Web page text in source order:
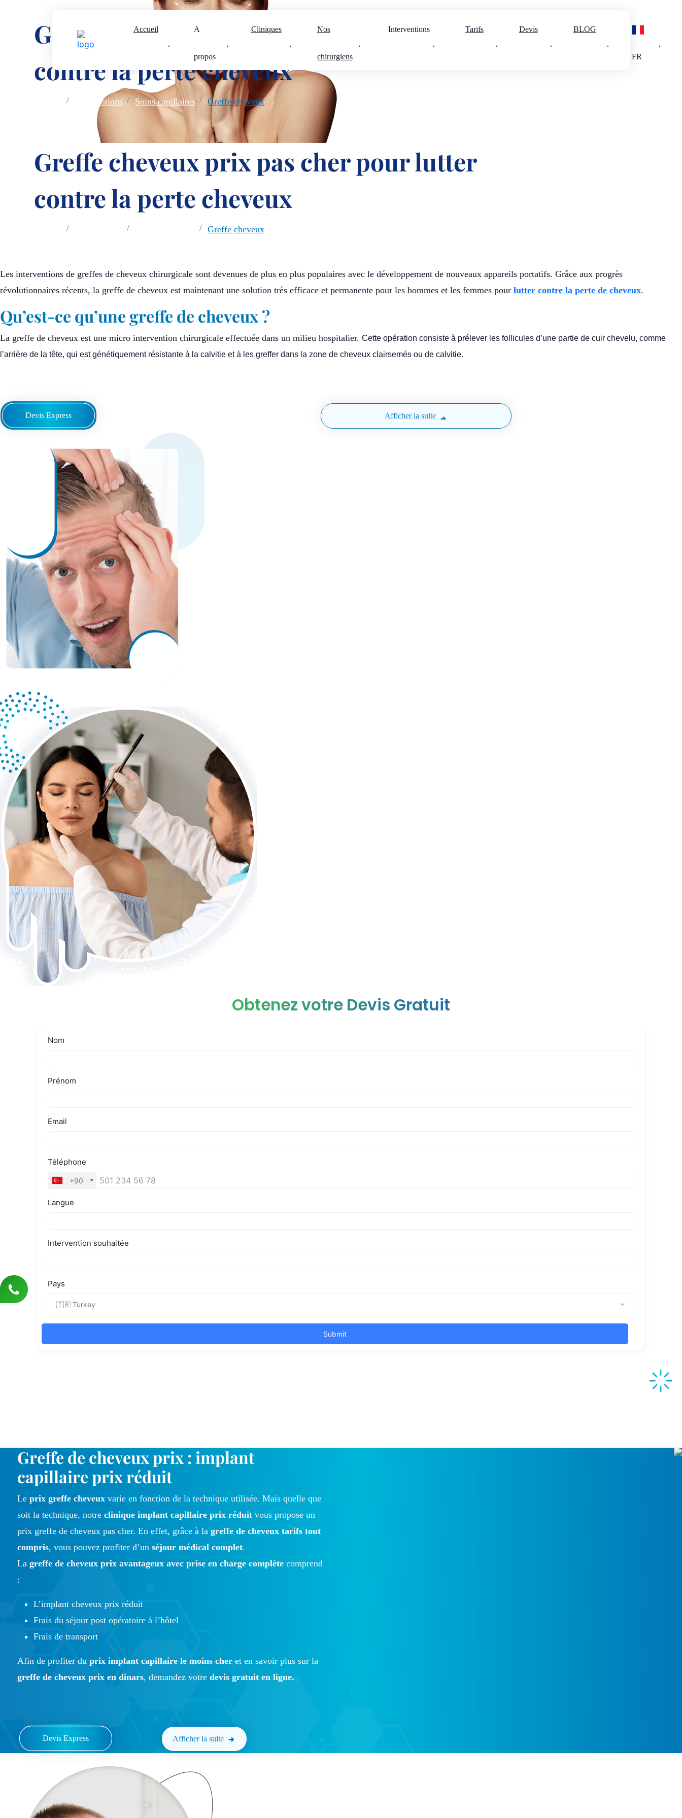
Accueil A
propos
Cliniques Nos
chirurgiens
Interventions Tarifs Devis BLOG
FR
Greffe cheveux prix pas cher pour lutter
contre la perte cheveux
Interventions Soins capillaires Greffe cheveux
Greffe cheveux prix pas cher pour lutter
contre la perte cheveux
Greffe cheveux
Les interventions de greffes de cheveux chirurgicale sont devenues de plus en plus populaires avec le développement de nouveaux appareils portatifs. Grâce aux progrès
révolutionnaires récents, la greffe de cheveux est maintenant une solution très efficace et permanente pour les hommes et les femmes pour lutter contre la perte de cheveux.
Qu’est-ce qu’une greffe de cheveux ?
La greffe de cheveux est une micro intervention chirurgicale effectuée dans un milieu hospitalier. Cette opération consiste à prélever les follicules d’une partie de cuir chevelu, comme
l’arrière de la tête, qui est génétiquement résistante à la calvitie et à les greffer dans la zone de cheveux clairsemés ou de calvitie.
Afficher la suite
Devis Express
Obtenez votre Devis Gratuit
Greffe de cheveux prix : implant
capillaire prix réduit
Le prix greffe cheveux varie en fonction de la technique utilisée. Mais quelle que
soit la technique, notre clinique implant capillaire prix réduitvous propose un
prix greffe de cheveux pas cher. En effet, grâce à la greffe de cheveux tarifs tout
compris, vous pouvez profiter d’un séjour médical complet.
La greffe de cheveux prix avantageux avec prise en charge complètecomprend
:
L’implant cheveux prix réduit
Frais du séjour post opératoire à l’hôtel
Frais de transport
Afin de profiter du prix implant capillaire le moins cheret en savoir plus sur la
greffe de cheveux prix en dinars, demandez votre devis gratuit en ligne.
Afficher la suite
Devis Express